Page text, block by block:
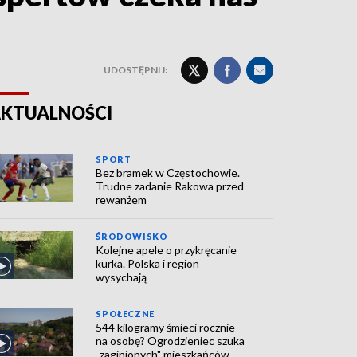
UDOSTĘPNIJ:
SPORT
Bez bramek w Częstochowie.
Trudne zadanie Rakowa przed
rewanżem
ŚRODOWISKO
Kolejne apele o przykręcanie
kurka. Polska i region
wysychają
SPOŁECZNE
544 kilogramy śmieci rocznie
na osobę? Ogrodzieniec szuka
„zaginionych" mieszkańców